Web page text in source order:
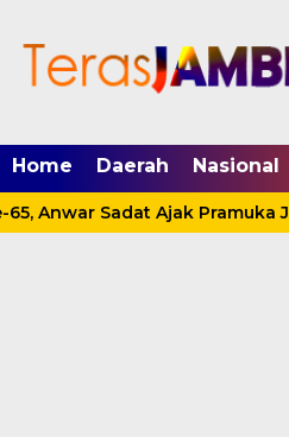
Home Daerah Nasional
Anwar Sadat Ajak Pramuka